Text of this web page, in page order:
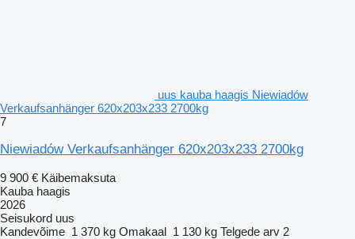
uus kauba haagis Niewiadów
Verkaufsanhänger 620x203x233 2700kg
7
Niewiadów Verkaufsanhänger 620x203x233 2700kg
9 900 € Käibemaksuta
Kauba haagis
2026
Seisukord uus
Kandevõime 1 370 kg Omakaal 1 130 kg Telgede arv 2